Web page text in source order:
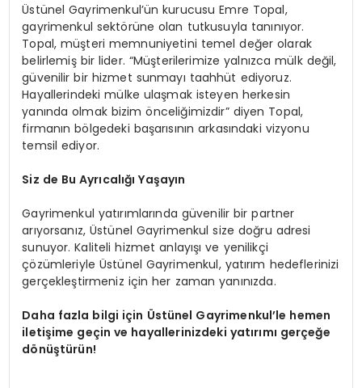
Üstünel Gayrimenkul’ün kurucusu Emre Topal,
gayrimenkul sektörüne olan tutkusuyla tanınıyor.
Topal, müşteri memnuniyetini temel değer olarak
belirlemiş bir lider. “Müşterilerimize yalnızca mülk değil,
güvenilir bir hizmet sunmayı taahhüt ediyoruz.
Hayallerindeki mülke ulaşmak isteyen herkesin
yanında olmak bizim önceliğimizdir” diyen Topal,
firmanın bölgedeki başarısının arkasındaki vizyonu
temsil ediyor.
Siz de Bu Ayrıcalığı Yaşayın
Gayrimenkul yatırımlarında güvenilir bir partner
arıyorsanız, Üstünel Gayrimenkul size doğru adresi
sunuyor. Kaliteli hizmet anlayışı ve yenilikçi
çözümleriyle Üstünel Gayrimenkul, yatırım hedeflerinizi
gerçekleştirmeniz için her zaman yanınızda.
Daha fazla bilgi için Üstünel Gayrimenkul’le hemen
iletişime geçin ve hayallerinizdeki yatırımı gerçeğe
dönüştürün!